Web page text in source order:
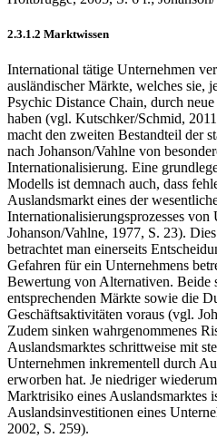
2.3.1.2 Marktwissen
International tätige Unternehmen
ausländischer Märkte, welches sie,
Psychic Distance Chain, durch
haben (vgl. Kutschker/Schmid,
macht den zweiten Bestandteil der
nach Johanson/Vahlne von
Internationalisierung. Eine
Modells ist demnach auch, dass
Auslandsmarkt eines der
Internationalisierungsprozesses von
Johanson/Vahlne, 1977, S. 23).
betrachtet man einerseits
Gefahren für ein Unternehmens
Bewertung von Alternativen. Beide
entsprechenden Märkte sowie die
Geschäftsaktivitäten voraus (vgl.
Zudem sinken wahrgenommenes
Auslandsmarktes schrittweise mit
Unternehmen inkrementell durch
erworben hat. Je niedriger
Marktrisiko eines Auslandsmarktes
Auslandsinvestitionen eines
2002, S. 259).